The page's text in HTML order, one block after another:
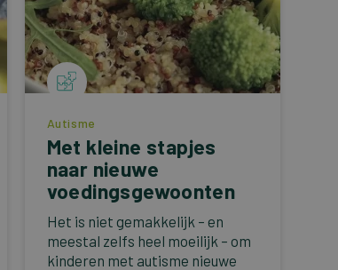
Autisme
Met kleine stapjes
naar nieuwe
voedingsgewoonten
Het is niet gemakkelijk – en
meestal zelfs heel moeilijk – om
kinderen met autisme nieuwe